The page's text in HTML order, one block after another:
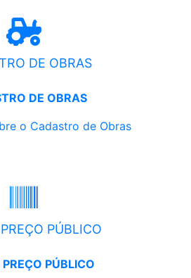
DE OBRAS
DE OBRAS
o Cadastro de Obras
PÚBLICO
PÚBLICO